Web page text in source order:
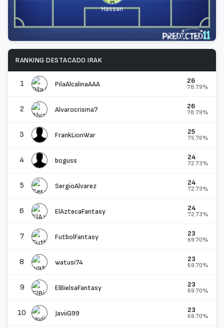
Hassan
RANKING DESTACADO IRAK
1 PilaAlcalinaAAA 26
78.79%
2 Alvarocrisma7 26
78.79%
3 FrankLionWar 25
75.76%
4 boguss 24
72.73%
5 SergioAlvarez 24
72.73%
6 ElAztecaFantasy 24
72.73%
7 FutbolFantasy 23
69.70%
8 watusi74 23
69.70%
9 ElBielsaFantasy 23
69.70%
10 JaviiG99 23
69.70%